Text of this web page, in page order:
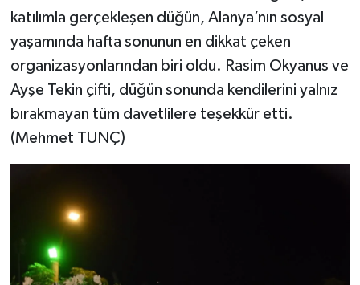
katılımla gerçekleşen düğün, Alanya’nın sosyal
yaşamında hafta sonunun en dikkat çeken
organizasyonlarından biri oldu. Rasim Okyanus ve
Ayşe Tekin çifti, düğün sonunda kendilerini yalnız
bırakmayan tüm davetlilere teşekkür etti.
(Mehmet TUNÇ)